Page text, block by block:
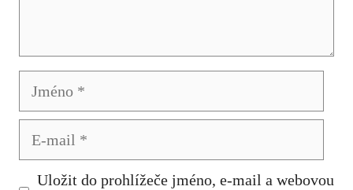
Jméno
Uložit do prohlížeče jméno, e-mail a webovou